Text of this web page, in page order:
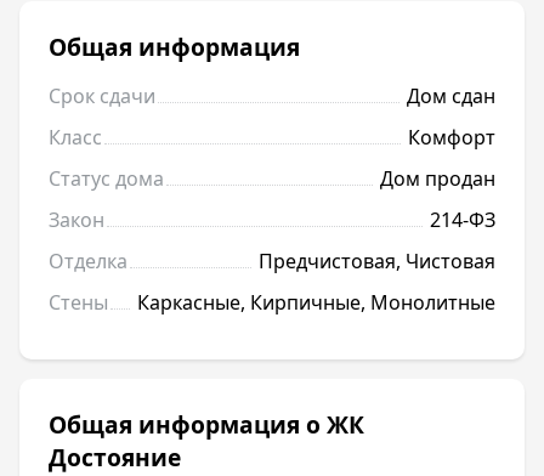
Общая информация
Срок сдачи
Дом сдан
Класс
Комфорт
Статус дома
Дом продан
Закон
214-ФЗ
Отделка
Предчистовая, Чистовая
Стены
Каркасные, Кирпичные, Монолитные
Общая информация о ЖК
Достояние